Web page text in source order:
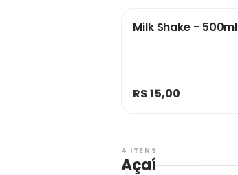
Milk Shake - 500ml
R$ 15,00
4 ITENS
Açaí